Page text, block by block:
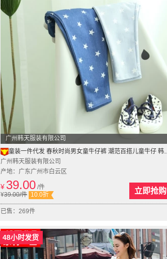
广州韩天服装有限公司
童装一件代发 春秋时尚男女童牛仔裤 潮范百搭儿童牛仔 韩国童装
广州韩天服装有限公司
产地：广东广州市白云区
¥ 39.00 /件
¥39.00/件 10.0折 立即抢购
已售：269件
48小时发货